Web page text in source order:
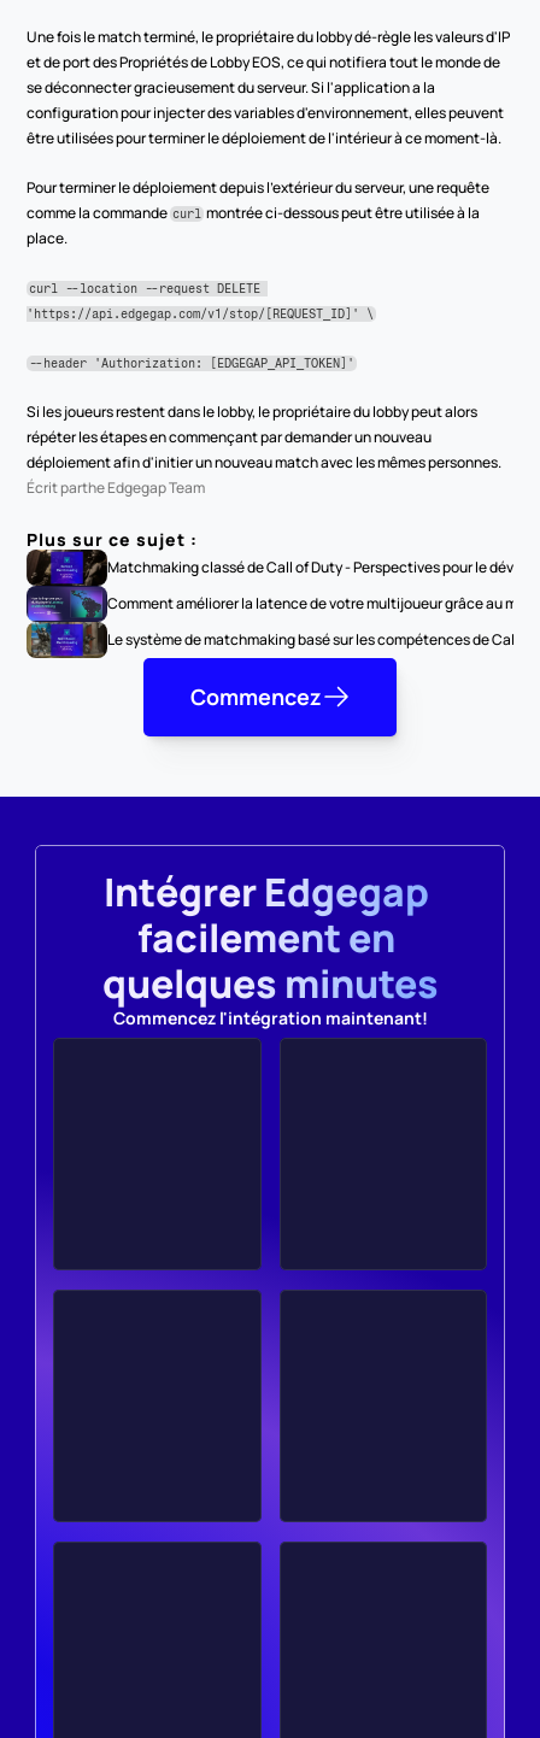
Une fois le match terminé, le propriétaire du lobby dé-règle les valeurs d'IP
et de port des Propriétés de Lobby EOS, ce qui notifiera tout le monde de
se déconnecter gracieusement du serveur. Si l'application a la
configuration pour injecter des variables d'environnement, elles peuvent
être utilisées pour terminer le déploiement de l'intérieur à ce moment-là.
Pour terminer le déploiement depuis l'extérieur du serveur, une requête
comme la commande curl
montrée ci-dessous peut être utilisée à la
place.
curl --location --request DELETE
'https://api.edgegap.com/v1/stop/[REQUEST_ID]' \
--header 'Authorization: [EDGEGAP_API_TOKEN]'
Si les joueurs restent dans le lobby, le propriétaire du lobby peut alors
répéter les étapes en commençant par demander un nouveau
déploiement afin d'initier un nouveau match avec les mêmes personnes.
Écrit parthe Edgegap Team
Plus sur ce sujet :
Matchmaking classé de Call of Duty - Perspectives pour le
Comment améliorer la latence de votre multijoueur grâce au
Le système de matchmaking basé sur les compétences de Call
Commencez
Intégrer Edgegap
facilement en
quelques minutes
Commencez l'intégration maintenant!